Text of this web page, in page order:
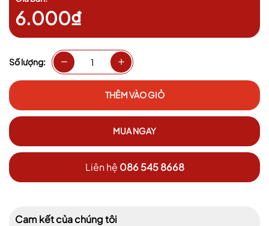
6.000₫
Số lượng:
THÊM VÀO GIỎ
MUA NGAY
Liên hệ 086 545 8668
Cam kết của chúng tôi